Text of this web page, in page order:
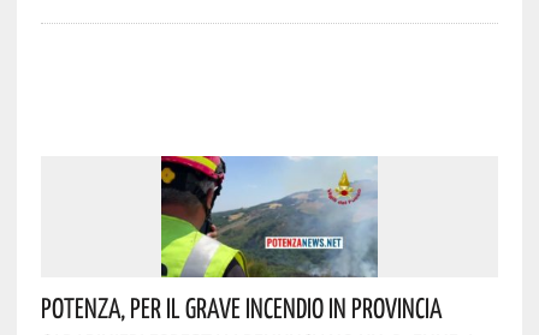
Potenza, Per Il Grave Incendio In Provincia